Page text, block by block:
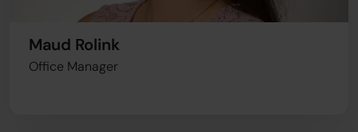
Maud Rolink
Office Manager